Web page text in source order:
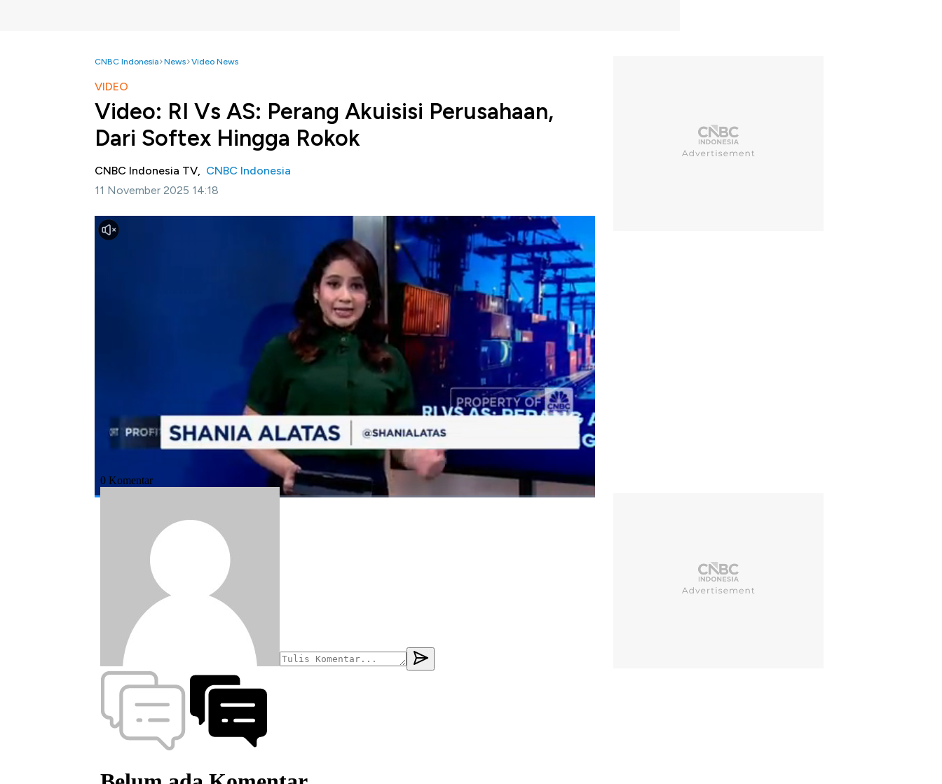
CNBC Indonesia News Video News
VIDEO
Video: RI Vs AS: Perang Akuisisi Perusahaan,
Dari Softex Hingga Rokok
CNBC Indonesia TV, CNBC Indonesia
11 November 2025 14:18
Jakarta, CNBC Indonesia -
Gelombang akuisisi perusahaan Indonesia oleh investor asing terus
meningkat sepanjang tahun ini. Perusahaan asal Singapura hingga China gencar mengakuisisi
sejumlah emiten tanah air didorong oleh potensi pasar besar, sumber daya alam melimpah serta
Simak informasi selengkapnya dalam program Profit CNBC Indonesia (Selasa 11/11/2025) berikut ini.
#investor asing #akuisisi